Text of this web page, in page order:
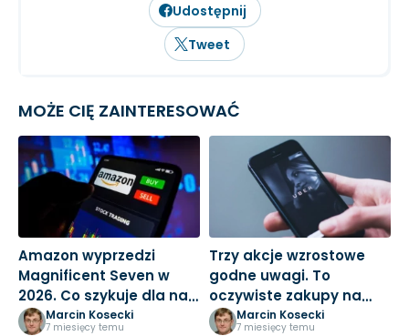
Udostępnij
Tweet
MOŻE CIĘ ZAINTERESOWAĆ
Amazon wyprzedzi
Magnificent Seven w
2026. Co szykuje dla nas
Jeff Bezos?
Marcin Kosecki
7 miesięcy temu
Trzy akcje wzrostowe
godne uwagi. To
oczywiste zakupy na
nowy rok
Marcin Kosecki
7 miesięcy temu